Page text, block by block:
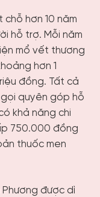
hơn 10 năm
hỗ trợ. Mỗi năm
mổ vết thương
hơn 1
đồng. Tất cả
quyên góp hỗ
khả năng chi
750.000 đồng
thuốc men
Phương được dì